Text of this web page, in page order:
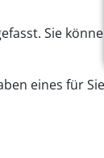
Sie
eines für